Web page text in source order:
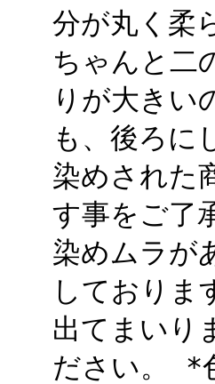
分が丸く柔
ちゃんと二
りが大きい
も、後ろに
染めされた
す事をご了
染めムラが
しておりま
出てまいり
ださい。 *